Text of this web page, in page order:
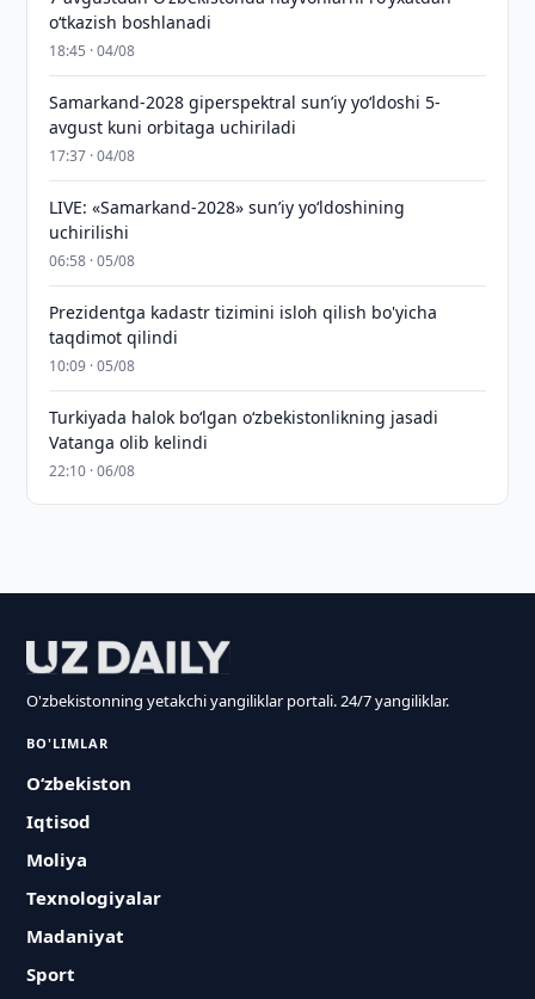
o‘tkazish boshlanadi
18:45 · 04/08
Samarkand-2028 giperspektral sun’iy yo‘ldoshi 5-
avgust kuni orbitaga uchiriladi
17:37 · 04/08
LIVE: «Samarkand-2028» sun’iy yo‘ldoshining
uchirilishi
06:58 · 05/08
Prezidentga kadastr tizimini isloh qilish bo'yicha
taqdimot qilindi
10:09 · 05/08
Turkiyada halok bo‘lgan o‘zbekistonlikning jasadi
Vatanga olib kelindi
22:10 · 06/08
O'zbekistonning yetakchi yangiliklar portali. 24/7 yangiliklar.
BO'LIMLAR
O‘zbekiston
Iqtisod
Moliya
Texnologiyalar
Madaniyat
Sport